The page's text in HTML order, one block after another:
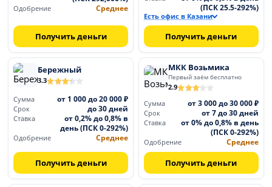
Одобрение Среднее
Получить деньги
(ПСК 25.5-292%)
Есть офис в Казани
Получить деньги
Бережный
3.3
Сумма от 1 000 до 20 000 ₽
Срок до 30 дней
Ставка
от 0,2% до 0,8% в
день (ПСК 0-292%)
Одобрение Среднее
Получить деньги
МКК Возьмика
Первый заём бесплатно
2.9
Сумма
от 3 000 до 30 000 ₽
Срок от 7 до 30 дней
Ставка
от 0% до 0,8% в день
(ПСК 0-292%)
Одобрение Среднее
Получить деньги